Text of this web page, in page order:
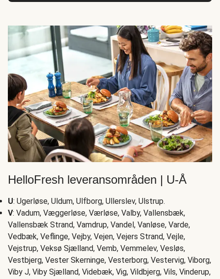
HelloFresh leveransområden | U-Å
U: Ugerløse, Uldum, Ulfborg, Ullerslev, Ulstrup.
V: Vadum, Væggerløse, Værløse, Valby, Vallensbæk,
Vallensbæk Strand, Vamdrup, Vandel, Vanløse, Varde,
Vedbæk, Veflinge, Vejby, Vejen, Vejers Strand, Vejle,
Vejstrup, Veksø Sjælland, Vemb, Vemmelev, Vesløs,
Vestbjerg, Vester Skerninge, Vesterborg, Vestervig, Viborg,
Viby J, Viby Sjælland, Videbæk, Vig, Vildbjerg, Vils, Vinderup,